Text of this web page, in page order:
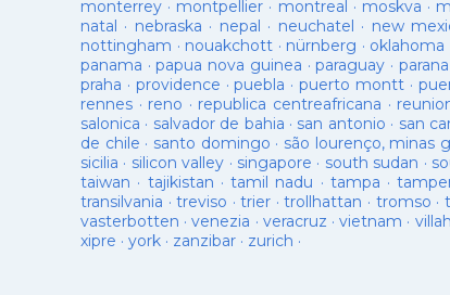
monterrey · montpellier · montreal · moskva ·
natal · nebraska · nepal · neuchatel · new
nottingham · nouakchott · nürnberg · oklahoma
panama ·papua nova guinea ·paraguay · parana
praha · providence ·puebla ·puerto montt ·
rennes · reno · republica centreafricana ·
salonica · salvador de bahia · san antonio · san
de chile · santo domingo · são lourenço, minas
sicilia · silicon valley · singapore · south sudan ·
taiwan · tajikistan ·tamil nadu · tampa ·
transilvania ·treviso ·trier ·trollhattan · tromso ·
vasterbotten ·venezia · veracruz ·vietnam ·
xipre · york · zanzibar · zurich ·